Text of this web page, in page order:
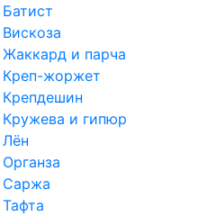
Батист
Вискоза
Жаккард и парча
Креп-жоржет
Крепдешин
Кружева и гипюр
Лён
Органза
Саржа
Тафта